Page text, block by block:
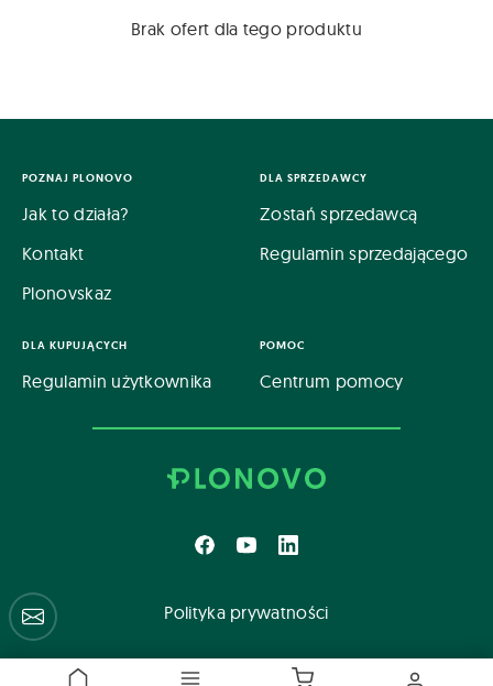
Brak ofert dla tego produktu
POZNAJ PLONOVO
Jak to działa?
Kontakt
Plonovskaz
DLA SPRZEDAWCY
Zostań sprzedawcą
Regulamin sprzedającego
DLA KUPUJĄCYCH
Regulamin użytkownika
POMOC
Centrum pomocy
Polityka prywatności
Centrum pomocy